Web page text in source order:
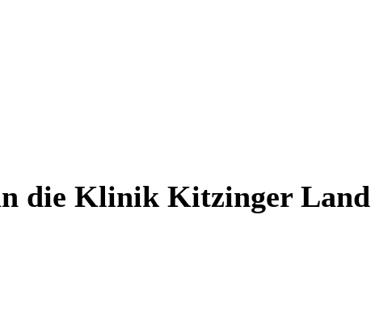
die Klinik Kitzinger Land